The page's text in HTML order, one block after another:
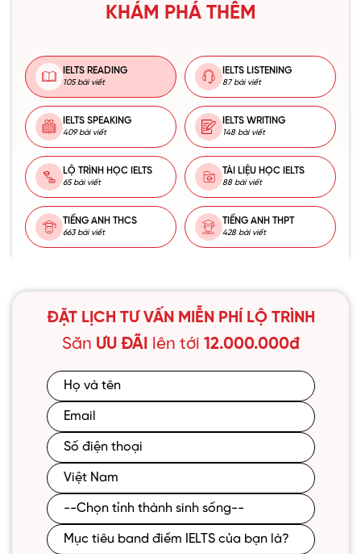
KHÁM PHÁ THÊM
IELTS READING
105 bài viết
IELTS LISTENING
87 bài viết
IELTS SPEAKING
409 bài viết
IELTS WRITING
148 bài viết
LỘ TRÌNH HỌC IELTS
65 bài viết
TÀI LIỆU HỌC IELTS
88 bài viết
TIẾNG ANH THCS
663 bài viết
TIẾNG ANH THPT
428 bài viết
ĐẶT LỊCH TƯ VẤN MIỄN PHÍ LỘ TRÌNH
Săn ƯU ĐÃI lên tới 12.000.000đ